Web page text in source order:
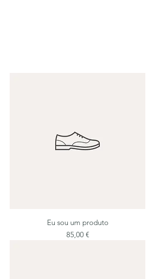
Eu sou um produto
Preço
85,00 €